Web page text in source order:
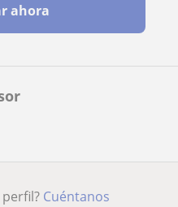
ahora
Cuéntanos